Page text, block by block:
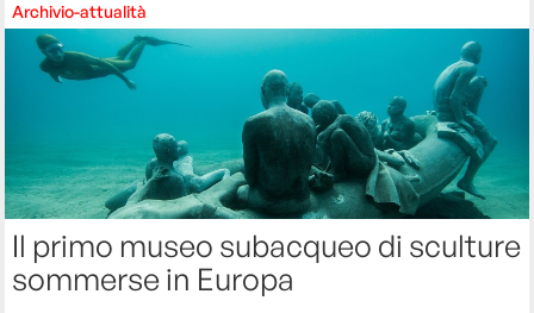
Archivio-attualità
Il primo museo subacqueo di sculture
sommerse in Europa